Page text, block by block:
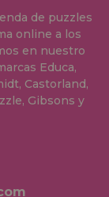
de puzzles
online a los
en nuestro
Educa,
Castorland,
Gibsons y